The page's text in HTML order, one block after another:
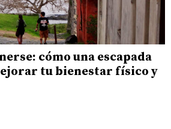
cómo una escapada
tu bienestar físico y